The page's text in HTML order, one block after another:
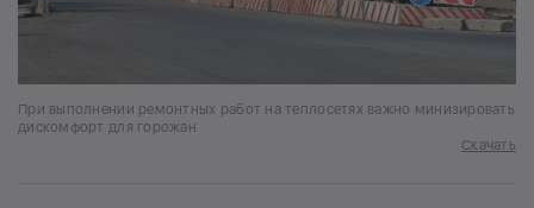
При выполнении ремонтных работ на теплосетях важно минизировать
дискомфорт для горожан
Скачать